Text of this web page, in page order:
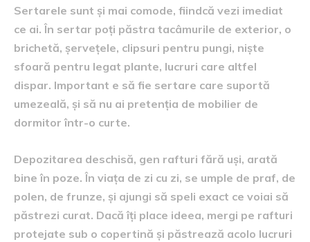
Sertarele sunt și mai comode, fiindcă vezi imediat
ce ai. În sertar poți păstra tacâmurile de exterior, o
brichetă, șervețele, clipsuri pentru pungi, niște
sfoară pentru legat plante, lucruri care altfel
dispar. Important e să fie sertare care suportă
umezeală, și să nu ai pretenția de mobilier de
dormitor într-o curte.
Depozitarea deschisă, gen rafturi fără uși, arată
bine în poze. În viața de zi cu zi, se umple de praf, de
polen, de frunze, și ajungi să speli exact ce voiai să
păstrezi curat. Dacă îți place ideea, mergi pe rafturi
protejate sub o copertină și păstrează acolo lucruri